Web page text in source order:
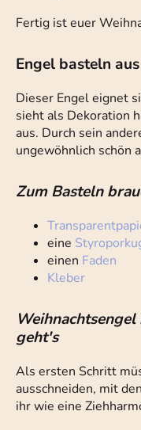
Fertig ist euer
Engel basteln
Dieser Engel eignet
sieht als Dekoration
aus. Durch sein
ungewöhnlich schön
Zum Basteln
eine
einen Faden
Kleber
geht's
Als ersten Schritt
ausschneiden, mit
ihr wie eine